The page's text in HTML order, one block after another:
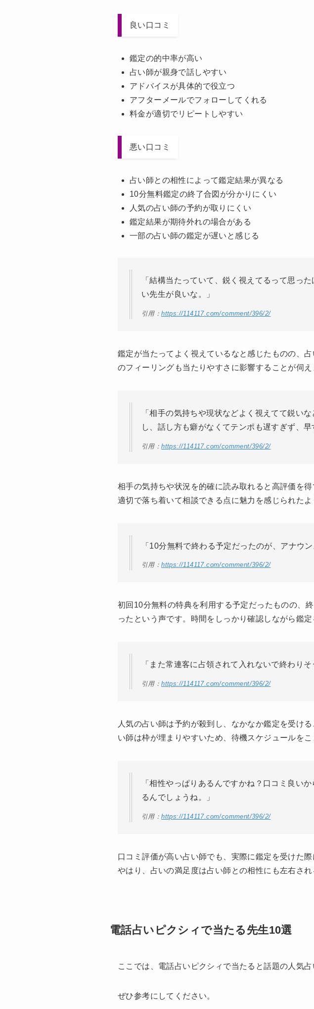
良い口コミ
鑑定の的中率が高い
占い師が親身で話しやすい
アドバイスが具体的で役立つ
アフターメールでフォローしてくれる
料金が適切でリピートしやすい
悪い口コミ
占い師との相性によって鑑定結果が異なる
10分無料鑑定の終了合図が分かりにくい
人気の占い師の予約が取りにくい
鑑定結果が期待外れの場合がある
一部の占い師の鑑定が遅いと感じる
「結構当たっていて、鋭く視えてるって思っ
い先生が良いな。」
引用：https://114117.com/comment/396/2/
鑑定が当たってよく視えているなと感じたものの、
のフィーリングも当たりやすさに影響することが伺え
「相手の気持ちや現状などよく視えてて鋭い
し、話し方も癖がなくてテンポも遅すぎず、
引用：https://114117.com/comment/396/2/
相手の気持ちや状況を的確に読み取れると高評価を
適切で落ち着いて相談できる点に魅力を感じられたよ
「10分無料で終わる予定だったのが、アナウ
引用：https://114117.com/comment/396/2/
初回10分無料の特典を利用する予定だったものの、
ったという声です。時間をしっかり確認しながら鑑
「また常連客に占領されて入れないで終わりそ
引用：https://114117.com/comment/396/2/
人気の占い師は予約が殺到し、なかなか鑑定を受け
い師は枠が埋まりやすいため、待機スケジュールを
「相性やっぱりあるんですかね？口コミ良い
るんでしょうね。」
引用：https://114117.com/comment/396/2/
口コミ評価が高い占い師でも、実際に鑑定を受けた
やはり、占いの満足度は占い師との相性にも左右され
電話占いピクシィで当たる先生10選
ここでは、電話占いピクシィで当たると話題の人気
ぜひ参考にしてください。